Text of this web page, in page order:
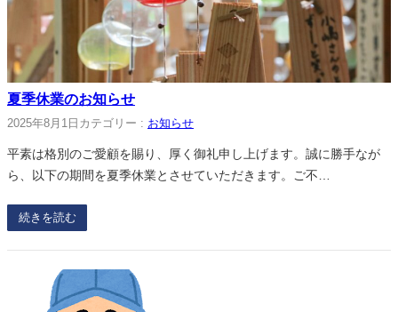
夏季休業のお知らせ
2025年8月1日 カテゴリー : お知らせ
平素は格別のご愛顧を賜り、厚く御礼申し上げます。誠に勝手なが
ら、以下の期間を夏季休業とさせていただきます。ご不…
続きを読む